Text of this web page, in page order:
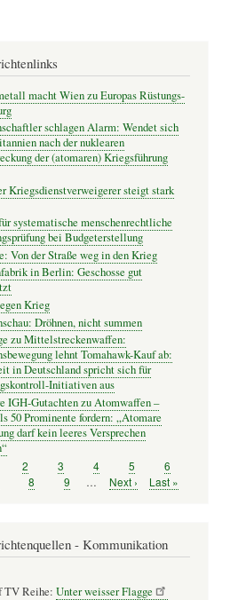
macht Wien zu Europas Rüstungs-
schlagen Alarm: Wendet sich
nach der nuklearen
der (atomaren) Kriegsführung
Kriegsdienstverweigerer steigt stark
systematische menschenrechtliche
bei Budgeterstellung
Von der Straße weg in den Krieg
in Berlin: Geschosse gut
Krieg
Dröhnen, nicht summen
zu Mittelstreckenwaffen:
lehnt Tomahawk-Kauf ab:
in Deutschland spricht sich für
Initiativen aus
IGH-Gutachten zu Atomwaffen –
50 Prominente fordern: „Atomare
darf kein leeres Versprechen
Seite
2 Seite
3 Seite
4 Seite
5 Seite
6
Seite
8 Seite
9 …
Nächste
Next ›
Letzte
Last »
- Kommunikation
TV Reihe: Unter weisser Flagge